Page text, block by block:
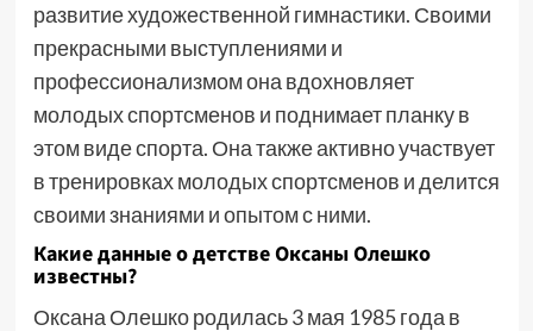
развитие художественной гимнастики. Своими
прекрасными выступлениями и
профессионализмом она вдохновляет
молодых спортсменов и поднимает планку в
этом виде спорта. Она также активно участвует
в тренировках молодых спортсменов и делится
своими знаниями и опытом с ними.
Какие данные о детстве Оксаны Олешко
известны?
Оксана Олешко родилась 3 мая 1985 года в